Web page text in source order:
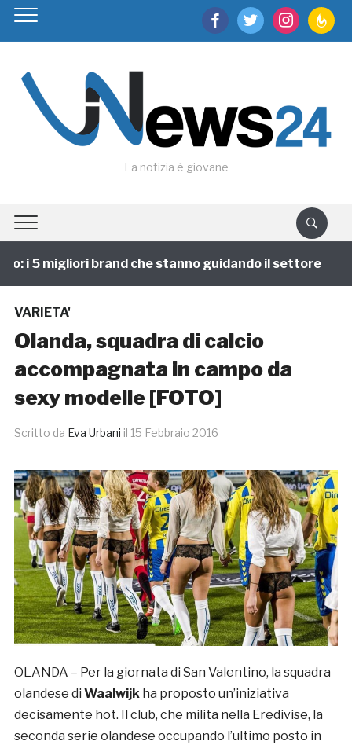
facebooktwitter instagram
La notizia è giovane
i 5 migliori brand che stanno guidando il settore
VARIETA'
Olanda, squadra di calcio
accompagnata in campo da
sexy modelle [FOTO]
Scritto da Eva Urbani il 15 Febbraio 2016
OLANDA – Per la giornata di San Valentino, la squadra
olandese di Waalwijkha proposto un’iniziativa
decisamente hot. Il club, che milita nella Eredivise, la
seconda serie olandese occupando l’ultimo posto in